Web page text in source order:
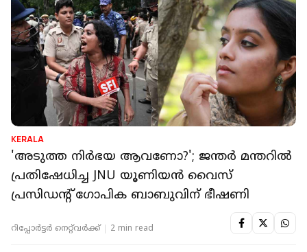
KERALA
'അടുത്ത നിര്‍ഭയ ആവണോ?'; ജന്തര്‍ മന്തറില്‍
പ്രതിഷേധിച്ച JNU യൂണിയന്‍ വൈസ്
പ്രസിഡന്റ് ഗോപിക ബാബുവിന് ഭീഷണി
റിപ്പോർട്ടർ നെറ്റ്‌വര്‍ക്ക്‌ 2 min read